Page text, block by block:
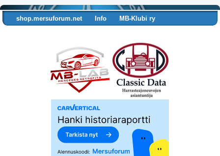
shop.mersuforum.net Info
MB-Klubi ry